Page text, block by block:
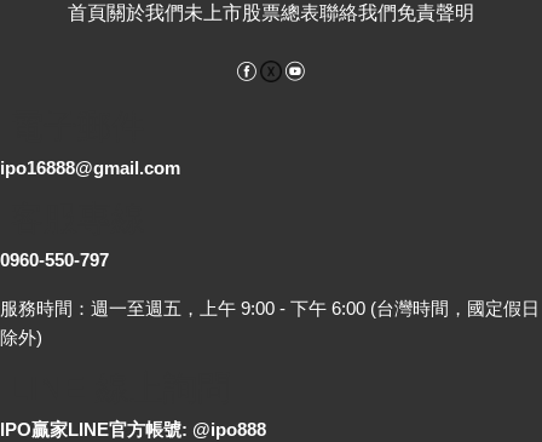
首頁關於我們未上市股票總表聯絡我們免責聲明
Facebook
ipo16888@gmail.com
0960-550-797
服務時間：週一至週五，上午 9:00 - 下午 6:00 (台灣時間，國定假日
除外)
IPO贏家LINE官方帳號: @ipo888